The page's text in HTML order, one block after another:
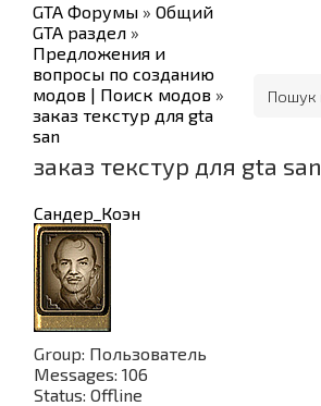
GTA Форумы » Общий
GTA раздел »
Предложения и
вопросы по созданию
модов | Поиск модов »
заказ текстур для gta
san
заказ текстур для gta san
Сандер_Коэн
Group: Пользователь
Messages: 106
Status: Offline